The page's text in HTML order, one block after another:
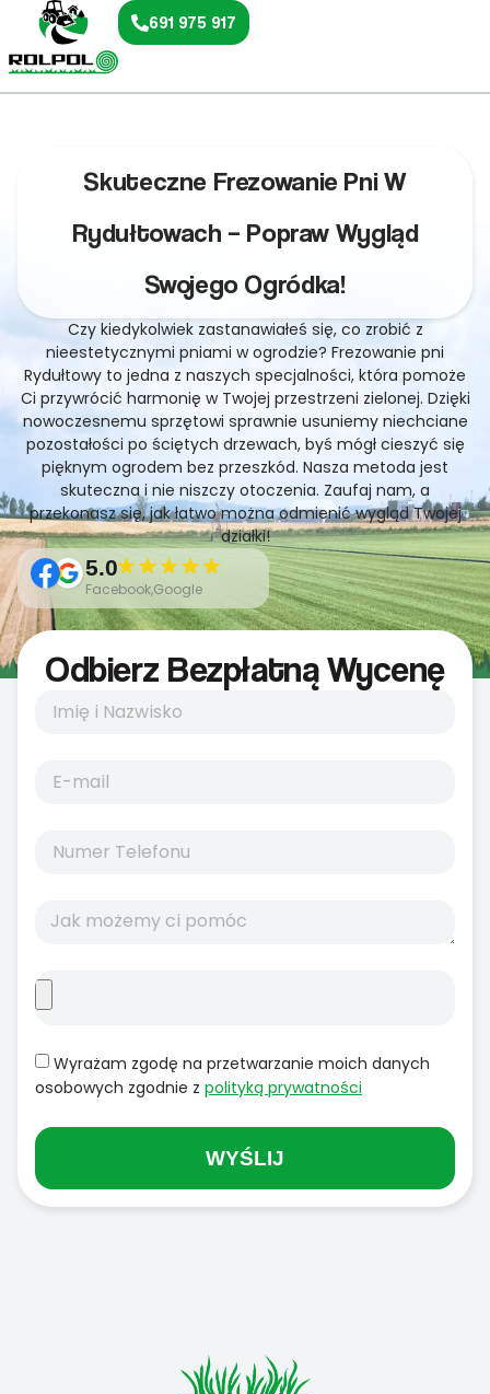
691 975 917
Skuteczne Frezowanie Pni W
Rydułtowach – Popraw Wygląd
Swojego Ogródka!
Czy kiedykolwiek zastanawiałeś się, co zrobić z
nieestetycznymi pniami w ogrodzie? Frezowanie pni
Rydułtowy to jedna z naszych specjalności, która pomoże
Ci przywrócić harmonię w Twojej przestrzeni zielonej. Dzięki
nowoczesnemu sprzętowi sprawnie usuniemy niechciane
pozostałości po ściętych drzewach, byś mógł cieszyć się
pięknym ogrodem bez przeszkód. Nasza metoda jest
skuteczna i nie niszczy otoczenia. Zaufaj nam, a
przekonasz się, jak łatwo można odmienić wygląd Twojej
działki!
5.0
Facebook,Google
Odbierz Bezpłatną Wycenę
Wyrażam zgodę na przetwarzanie moich danych
osobowych zgodnie z polityką prywatności
WYŚLIJ